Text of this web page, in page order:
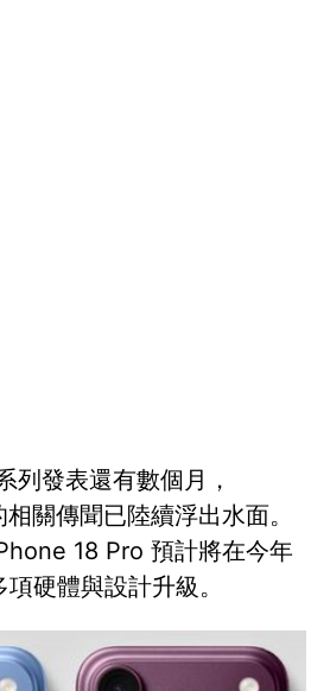
列發表還有數個月，
關傳聞已陸續浮出水面。
18 Pro 預計將在今年
硬體與設計升級。